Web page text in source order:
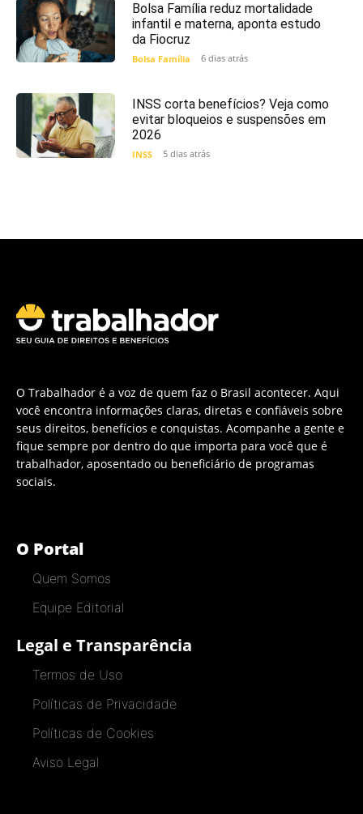
Bolsa Família reduz mortalidade
infantil e materna, aponta estudo
da Fiocruz
Bolsa Família 6 dias atrás
INSS corta benefícios? Veja como
evitar bloqueios e suspensões em
2026
INSS 5 dias atrás
O Trabalhador é a voz de quem faz o Brasil acontecer. Aqui
você encontra informações claras, diretas e confiáveis sobre
seus direitos, benefícios e conquistas. Acompanhe a gente e
fique sempre por dentro do que importa para você que é
trabalhador, aposentado ou beneficiário de programas
sociais.
O Portal
Quem Somos
Equipe Editorial
Legal e Transparência
Termos de Uso
Políticas de Privacidade
Políticas de Cookies
Aviso Legal